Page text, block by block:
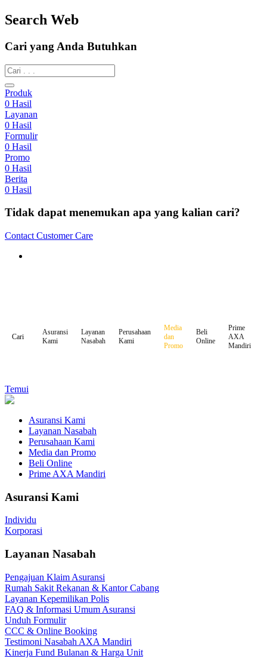
Search Web
Cari yang Anda Butuhkan
Produk
0 Hasil
Layanan
0 Hasil
Formulir
0 Hasil
Promo
0 Hasil
Berita
0 Hasil
Tidak dapat menemukan apa yang kalian cari?
Contact Customer Care
Cari
Asuransi
Kami
Layanan
Nasabah
Perusahaan
Kami
Media
dan
Promo
Beli
Online
Prime
AXA
Mandiri
Temui
Asuransi Kami
Layanan Nasabah
Perusahaan Kami
Media dan Promo
Beli Online
Prime AXA Mandiri
Asuransi Kami
Individu
Korporasi
Layanan Nasabah
Pengajuan Klaim Asuransi
Rumah Sakit Rekanan & Kantor Cabang
Layanan Kepemilikan Polis
FAQ & Informasi Umum Asuransi
Unduh Formulir
CCC & Online Booking
Testimoni Nasabah AXA Mandiri
Kinerja Fund Bulanan & Harga Unit